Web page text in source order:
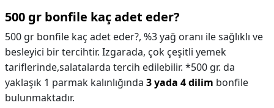
500 gr bonfile kaç adet eder?
500 gr bonfile kaç adet eder?, %3 yağ oranı ile sağlıklı ve
besleyici bir tercihtir. Izgarada, çok çeşitli yemek
tariflerinde,salatalarda tercih edilebilir. *500 gr. da
yaklaşık 1 parmak kalınlığında 3 yada 4 dilim bonfile
bulunmaktadır.